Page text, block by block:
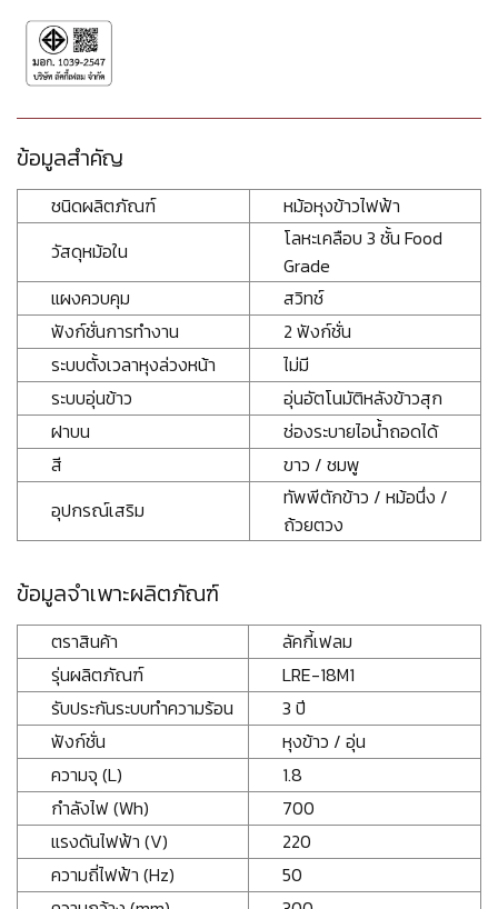
ข้อมูลสำคัญ
ชนิดผลิตภัณฑ์
หม้อหุงข้าวไฟฟ้า
วัสดุหม้อใน
โลหะเคลือบ 3 ชั้น Food
Grade
แผงควบคุม
สวิทช์
ฟังก์ชั่นการทำงาน
2 ฟังก์ชั่น
ระบบตั้งเวลาหุงล่วงหน้า
ไม่มี
ระบบอุ่นข้าว
อุ่นอัตโนมัติหลังข้าวสุก
ฝาบน
ช่องระบายไอน้ำถอดได้
สี
ขาว / ชมพู
อุปกรณ์เสริม
ทัพพีตักข้าว / หม้อนึ่ง /
ถ้วยตวง
ข้อมูลจำเพาะผลิตภัณฑ์
ตราสินค้า
ลัคกี้เฟลม
รุ่นผลิตภัณฑ์
LRE-18M1
รับประกันระบบทำความร้อน
3 ปี
ฟังก์ชั่น
หุงข้าว / อุ่น
ความจุ (L)
1.8
กำลังไฟ (Wh)
700
แรงดันไฟฟ้า (V)
220
ความถี่ไฟฟ้า (Hz)
50